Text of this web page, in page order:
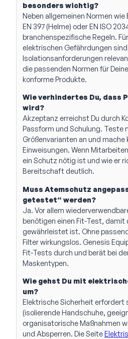
besonders wichtig?
Neben allgemeinen Normen wie
EN 397 (Helme) oder EN ISO
branchenspezifische Regeln.
elektrischen Gefährdungen
Isolationsanforderungen
die passenden Normen für
konforme Produkte.
Wie verhindertes Du, dass
wird?
Akzeptanz erreichst Du durch
Passform und Schulung. Teste
Größenvarianten an und mache
Einweisungen. Wenn
ein Schutz nötig ist und wie er
Bereitschaft deutlich.
Muss Atemschutz
getestet“ werden?
Ja. Vor allem
benötigen einen Fit-Test, damit
gewährleistet ist. Ohne
Filter wirkungslos. Genesis
Fit-Tests durch und berät bei
Maskentypen.
Wie gehst Du mit
um?
Elektrische Sicherheit erfordert
(isolierende Handschuhe,
organisatorische Maßnahmen
und Absperren. Die Seite